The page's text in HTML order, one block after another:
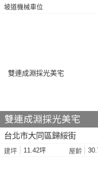
坡道機械車位
雙連成淵採光美宅
台北市大同區歸綏街
建坪 11.42坪 屋齡